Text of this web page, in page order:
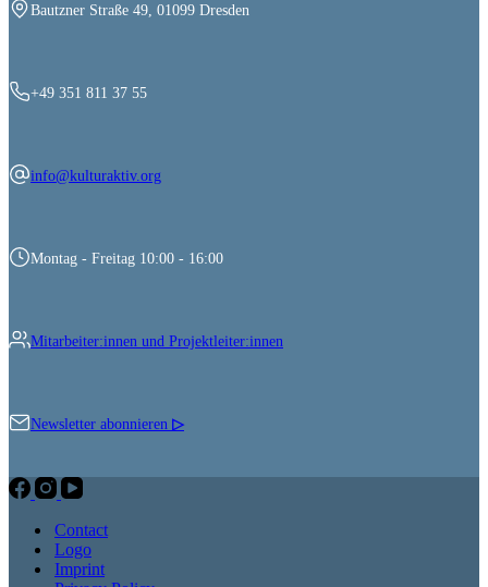
Bautzner Straße 49, 01099 Dresden
+49 351 811 37 55
info@kulturaktiv.org
Montag - Freitag 10:00 - 16:00
Mitarbeiter:innen und Projektleiter:innen
Newsletter abonnieren ▷
Contact
Logo
Imprint